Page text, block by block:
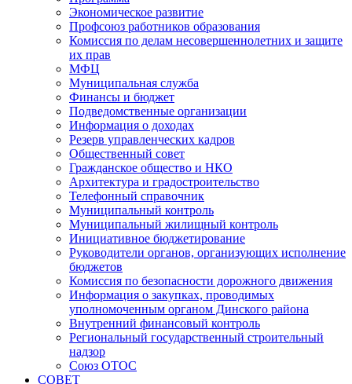
Экономическое развитие
Профсоюз работников образования
Комиссия по делам несовершеннолетних и защите
их прав
МФЦ
Муниципальная служба
Финансы и бюджет
Подведомственные организации
Информация о доходах
Резерв управленческих кадров
Общественный совет
Гражданское общество и НКО
Архитектура и градостроительство
Телефонный справочник
Муниципальный контроль
Муниципальный жилищный контроль
Инициативное бюджетирование
Руководители органов, организующих исполнение
бюджетов
Комиссия по безопасности дорожного движения
Информация о закупках, проводимых
уполномоченным органом Динского района
Внутренний финансовый контроль
Региональный государственный строительный
надзор
Союз ОТОС
СОВЕТ